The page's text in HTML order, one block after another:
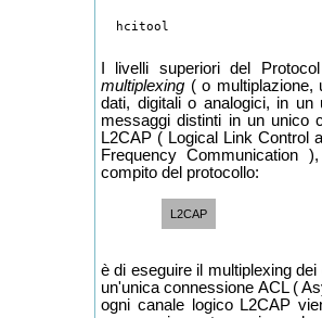
I livelli superiori del
multiplexing ( o multiplazione,
dati, digitali o analogici, in
messaggi distinti in un unico
L2CAP ( Logical Link Control
Frequency
compito del protocollo:
L2CAP
è di eseguire il multiplexing
un'unica connessione ACL (
ogni canale logico L2CAP